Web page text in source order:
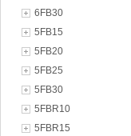
6FB30
5FB15
5FB20
5FB25
5FB30
5FBR10
5FBR15